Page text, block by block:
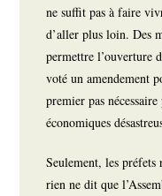
ne suffit pas à faire
d’aller plus loin. Des
permettre l’ouverture
voté un amendement
premier pas
économiques
Seulement, les préfets
rien ne dit que